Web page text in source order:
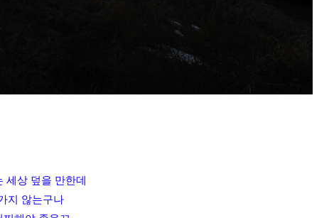
세상 덮을 만한데
지 않는구나